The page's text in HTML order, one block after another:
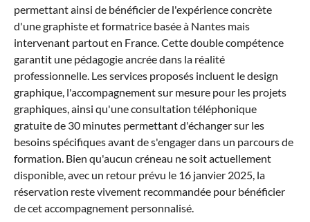
permettant ainsi de bénéficier de l'expérience concrète
d'une graphiste et formatrice basée à Nantes mais
intervenant partout en France. Cette double compétence
garantit une pédagogie ancrée dans la réalité
professionnelle. Les services proposés incluent le design
graphique, l'accompagnement sur mesure pour les projets
graphiques, ainsi qu'une consultation téléphonique
gratuite de 30 minutes permettant d'échanger sur les
besoins spécifiques avant de s'engager dans un parcours de
formation. Bien qu'aucun créneau ne soit actuellement
disponible, avec un retour prévu le 16 janvier 2025, la
réservation reste vivement recommandée pour bénéficier
de cet accompagnement personnalisé.